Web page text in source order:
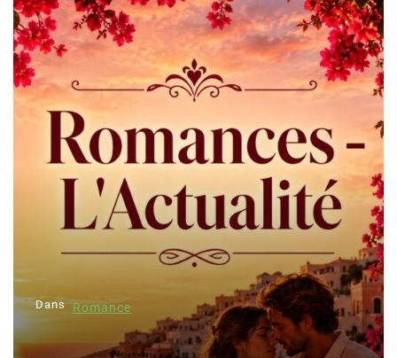
Dans Romance